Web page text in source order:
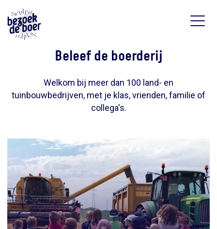
Beleef de boerderij
Welkom bij meer dan 100 land- en
tuinbouwbedrijven, met je klas, vrienden, familie of
collega's.